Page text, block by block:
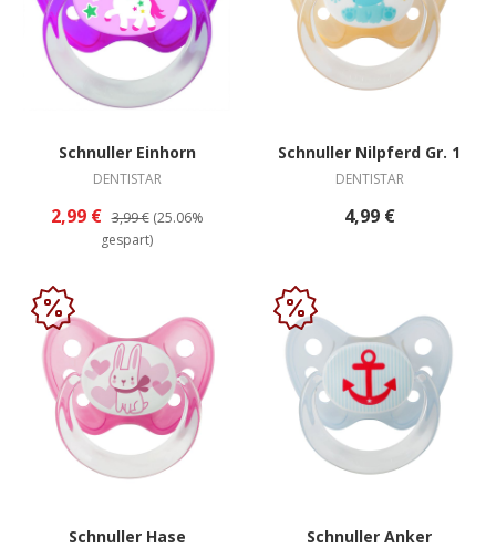
Schnuller Einhorn
DENTISTAR
2,99 € 3,99 € (25.06%
gespart)
Schnuller Nilpferd Gr. 1
DENTISTAR
4,99 €
Schnuller Hase Schnuller Anker